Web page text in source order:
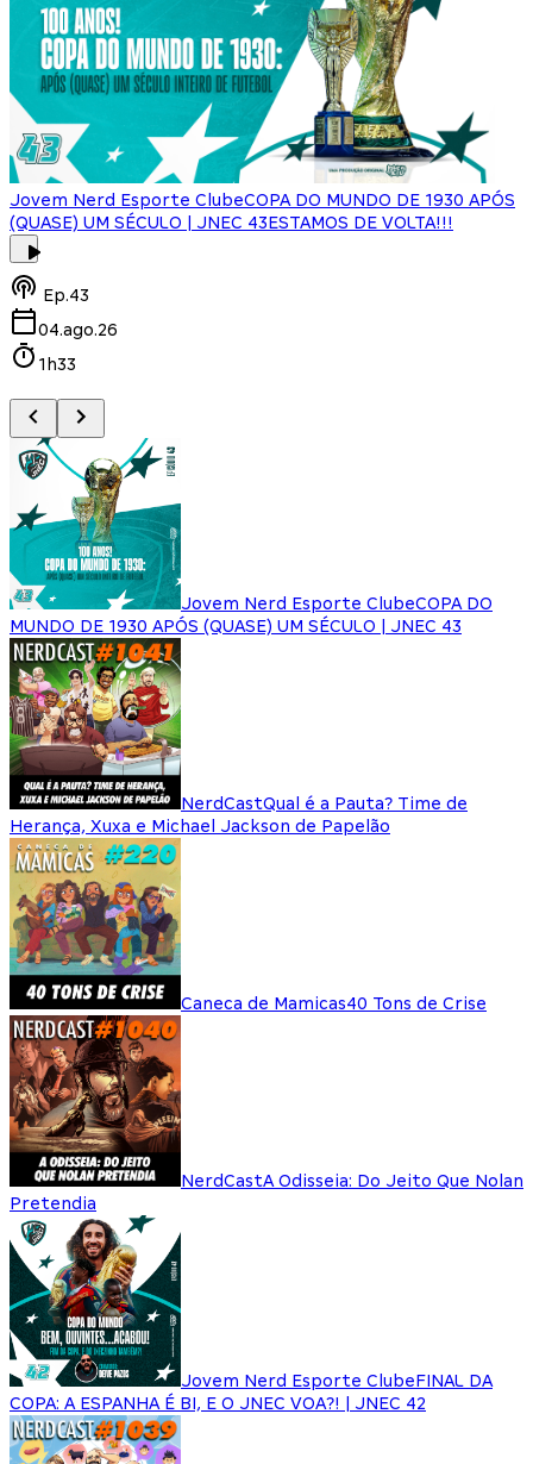
Jovem Nerd Esporte ClubeCOPA DO MUNDO DE 1930 APÓS
(QUASE) UM SÉCULO | JNEC 43ESTAMOS DE VOLTA!!!
Ep.43
04.ago.26
1h33
Jovem Nerd Esporte ClubeCOPA DO
MUNDO DE 1930 APÓS (QUASE) UM SÉCULO | JNEC 43
NerdCastQual é a Pauta? Time de
Herança, Xuxa e Michael Jackson de Papelão
Caneca de Mamicas40 Tons de Crise
NerdCastA Odisseia: Do Jeito Que Nolan
Pretendia
Jovem Nerd Esporte ClubeFINAL DA
COPA: A ESPANHA É BI, E O JNEC VOA?! | JNEC 42